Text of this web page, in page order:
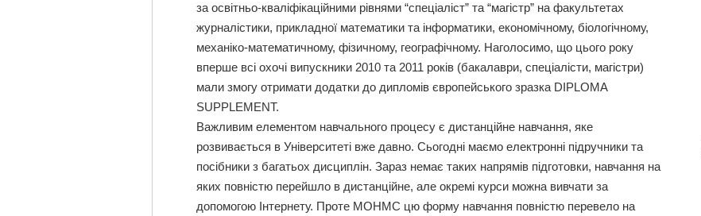
за освітньо-кваліфікаційними рівнями “спеціаліст” та “магістр” на факультетах
журналістики, прикладної математики та інформатики, економічному, біологічному,
механіко-математичному, фізичному, географічному. Наголосимо, що цього року
вперше всі охочі випускники 2010 та 2011 років (бакалаври, спеціалісти, магістри)
мали змогу отримати додатки до дипломів європейського зразка DIPLOMA
SUPPLEMENT.
Важливим елементом навчального процесу є дистанційне навчання, яке
розвивається в Університеті вже давно. Сьогодні маємо електронні підручники та
посібники з багатьох дисциплін. Зараз немає таких напрямів підготовки, навчання на
яких повністю перейшло в дистанційне, але окремі курси можна вивчати за
допомогою Інтернету. Проте МОНМС цю форму навчання повністю перевело на